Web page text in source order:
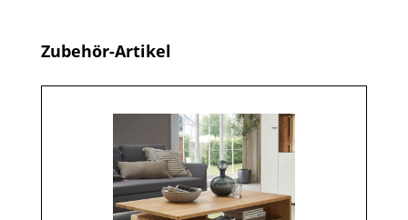
Produktgalerie überspringen
Zubehör-Artikel